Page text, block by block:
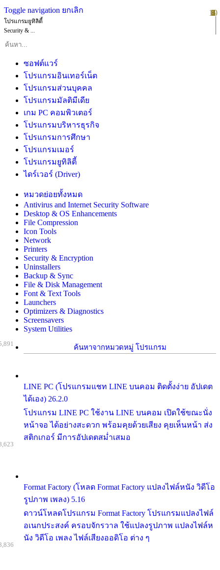
Toggle navigation ยกเลิก
โปรแกรมยูทิลิตี้
Security & ...
ซอฟต์แวร์
โปรแกรมอินเทอร์เน็ต
โปรแกรมส่วนบุคคล
โปรแกรมมัลติมีเดีย
เกม PC คอมพิวเตอร์
โปรแกรมบริหารธุรกิจ
โปรแกรมการศึกษา
โปรแกรมเมอร์
โปรแกรมยูทิลิตี้
ไดร์เวอร์ (Driver)
หมวดย่อยทั้งหมด
Antivirus and Internet Security Software
Desktop & OS Enhancements
File Compression
Icon Tools
Network
Printers
Security & Encryption
Uninstallers
Backup & Sync
File & Disk Management
Font & Text Tools
Launchers
Optimizers & Diagnostics
Screensavers
System Utilities
ค้นหาจากหมวดหมู่ โปรแกรม
LINE PC (โปรแกรมแชท LINE บนคอม ติดตั้งง่าย อัปเดต
ได้เอง) 26.2.0
โปรแกรม LINE PC ใช้งาน LINE บนคอม เปิดใช้ขณะนั่ง
หน้าจอ ได้อย่างสะดวก พร้อมคุยด้วยเสียง คุยเห็นหน้า ส่ง
สติกเกอร์ มีการอัปเดตสม่ำเสมอ
Format Factory (โหลด Format Factory แปลงไฟล์หนัง วิดีโอ
รูปภาพ เพลง) 5.16
ดาวน์โหลดโปรแกรม Format Factory โปรแกรมแปลงไฟล์
อเนกประสงค์ ครอบจักรวาล ใช้แปลงรูปภาพ แปลงไฟล์ห
นัง วิดีโอ เพลง ไฟล์เสียงออดิโอ ต่าง ๆ
1
2
3
4
5
6
7
8
9
10